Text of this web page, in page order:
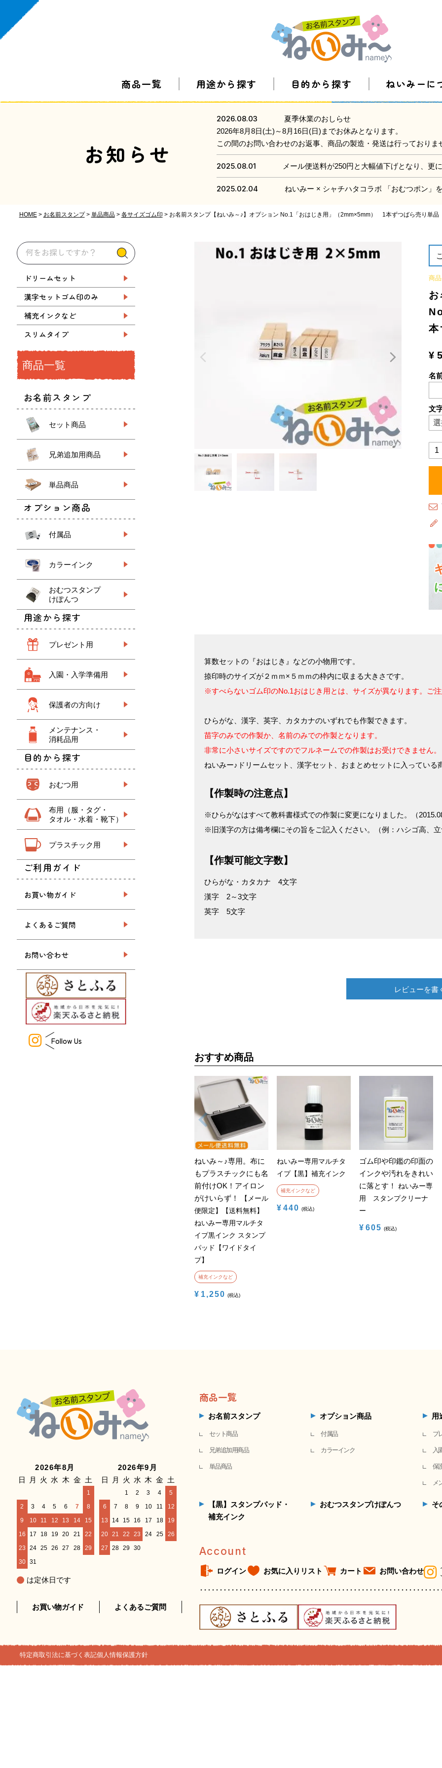
商品一覧 用途から探す 目的から探す ねいみーに
お知らせ
2026.08.03
夏季休業のおしらせ
2026年8月8日(土)～8月16日(日)までお休みとなります。
この間のお問い合わせのお返事、商品の製造・発送は行っており
2025.08.01 メール便送料が250円と大幅値下げとなり、更
2025.02.04 ねいみー × シャチハタコラボ 「おむつポン」
HOME お名前スタンプ 単品商品 各サイズゴム印 お名前スタンプ【ねいみ～♪】オプション No.1「おはじき用」（2mm×5mm） 1本ずつばら売り単品
ドリームセット
漢字セットゴム印のみ
補充インクなど
スリムタイプ
商品一覧
お名前スタンプ
セット商品
兄弟追加用商品
単品商品
オプション商品
付属品
カラーインク
おむつスタンプ
けぽんつ
用途から探す
プレゼント用
入園・入学準備用
保護者の方向け
メンテナンス・
消耗品用
目的から探す
おむつ用
布用（服・タグ・
タオル・水着・靴下）
プラスチック用
ご利用ガイド
お買い物ガイド
よくあるご質問
お問い合わせ
Follow Us
商
本
¥
名
文
算数セットの『おはじき』などの小物用です。
捺印時のサイズが２ｍｍ×５ｍｍの枠内に収まる大きさです。
※すべらないゴム印のNo.1おはじき用とは、サイズが異なります。ご
ひらがな、漢字、英字、カタカナのいずれでも作製できます。
苗字のみでの作製か、名前のみでの作製となります。
非常に小さいサイズですのでフルネームでの作製はお受けできません。
ねいみー♪ドリームセット、漢字セット、おまとめセットに入っている
【作製時の注意点】
※ひらがなはすべて教科書様式での作製に変更になりました。（
※旧漢字の方は備考欄にその旨をご記入ください。（例：ハシゴ高、
【作製可能文字数】
ひらがな・カタカナ 4文字
漢字 2～3文字
英字 5文字
レビューを書
おすすめ商品
ねいみ～♪専用。布に
もプラスチックにも名
前付けOK！アイロン
がけいらず！
【メール
便限定】【送料無料】
ねいみー専用マルチタ
イプ黒インク スタンプ
パッド【ワイドタイ
プ】
補充インクなど
¥ 1,250 税込
ねいみー専用マルチタ
イプ【黒】補充インク
補充インクなど
¥ 440 税込
ゴム印や印鑑の印面の
インクや汚れをきれい
に落とす！
ねいみー専
用 スタンプクリーナ
ー
¥ 605 税込
2026年8月
日
月 火 水 木 金 土
1
2
3 4 5 6 7
8
9
10 11 12 13 14
15
16
17 18 19 20 21
22
23
24 25 26 27 28
29
30
31
2026年9月
日
月 火 水 木 金 土
1 2 3 4
5
6
7 8 9 10 11
12
13
14 15 16 17 18
19
20 21 22 23 24 25
26
27
28 29 30
は定休日です
お買い物ガイド よくあるご質問
商品一覧
お名前スタンプ
セット商品
兄弟追加用商品
単品商品
オプション商品
付属品
カラーインク
用
プ
入
保
メ
【黒】スタンプパッド・
補充インク
おむつスタンプけぽんつ そ
Account
ログイン お気に入りリスト カート お問い合わせ
特定商取引法に基づく表記個人情報保護方針